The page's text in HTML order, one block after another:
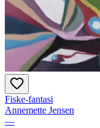
Fiske-fantasi
Annemette Jensen
—